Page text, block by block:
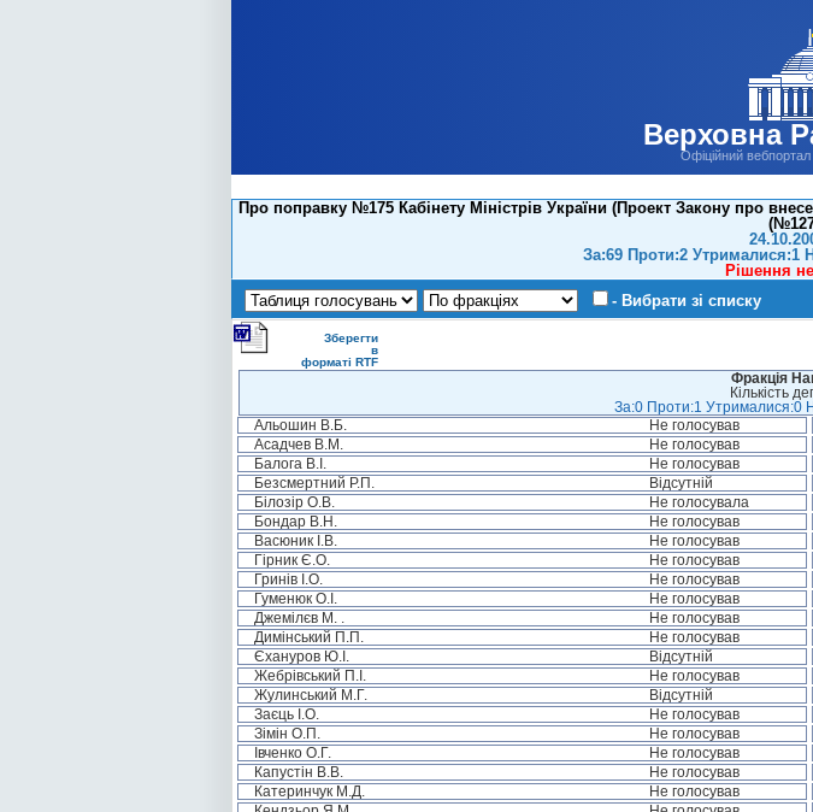
Верховна
Офіційний
Про поправку №175 Кабінету Міністрів України (Проект Закону про
За:69 Проти:2 Утрималися:1
Рішення
- Вибрати зі списку
Зберегти
в
форматі RTF
Фракція
Кількість
За:0 Проти:1 Утрималися:0
Альошин В.Б.
Не голосував
Асадчев В.М.
Не голосував
Балога В.І.
Не голосував
Безсмертний Р.П.
Відсутній
Білозір О.В.
Не голосувала
Бондар В.Н.
Не голосував
Васюник І.В.
Не голосував
Гірник Є.О.
Не голосував
Гринів І.О.
Не голосував
Гуменюк О.І.
Не голосував
Джемілєв М. .
Не голосував
Димінський П.П.
Не голосував
Єхануров Ю.І.
Відсутній
Жебрівський П.І.
Не голосував
Жулинський М.Г.
Відсутній
Заєць І.О.
Не голосував
Зімін О.П.
Не голосував
Івченко О.Г.
Не голосував
Капустін В.В.
Не голосував
Катеринчук М.Д.
Не голосував